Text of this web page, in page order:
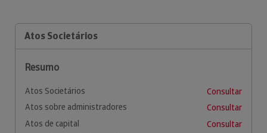
Atos Societários
Resumo
Atos Societários
Consultar
Atos sobre administradores
Consultar
Atos de capital
Consultar